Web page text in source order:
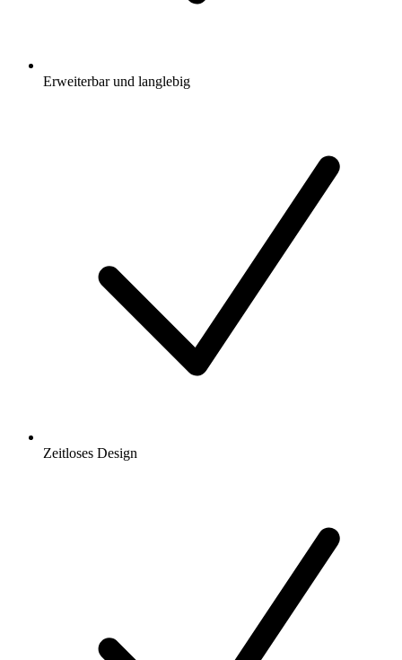
Erweiterbar und langlebig
Zeitloses Design